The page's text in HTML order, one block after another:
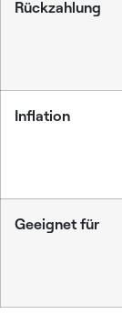
Rückzahlung
Inflation
Geeignet für